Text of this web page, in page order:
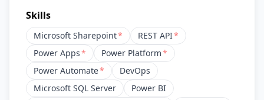
Skills
Microsoft Sharepoint* REST API*
Power Apps* Power Platform*
Power Automate*
DevOps
Microsoft SQL Server
Power BI